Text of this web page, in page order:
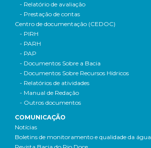
- Relatório de avaliação
- Prestação de contas
Centro de documentação (CEDOC)
- PIRH
- PARH
- PAP
- Documentos Sobre a Bacia
- Documentos Sobre Recursos Hídricos
- Relatórios de atividades
- Manual de Redação
- Outros documentos
COMUNICAÇÃO
Notícias
Boletins de monitoramento e qualidade da água